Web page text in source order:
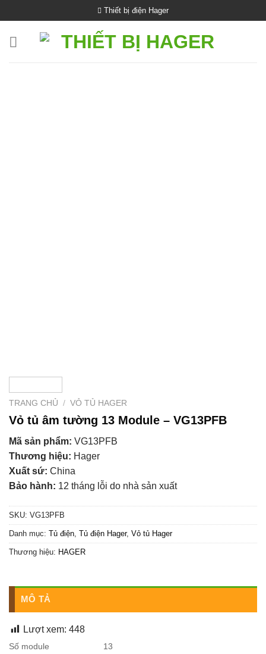
qua
nội
Thiết bị điện Hager
TRANG CHỦ / VỎ TỦ HAGER
Vỏ tủ âm tường 13 Module – VG13PFB
Mã sản phẩm: VG13PFB
Thương hiệu: Hager
Xuất sứ: China
Bảo hành: 12 tháng lỗi do nhà sản xuất
SKU: VG13PFB
Danh mục: Tủ điện Tủ điện Hager, Vỏ tủ Hager
Thương hiệu: HAGER
MÔ TẢ
Lượt xem: 448
Số module 13